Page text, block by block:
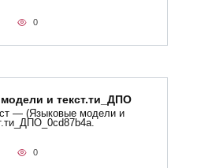
0
и текст.ти_ДПО
— (Языковые модели и
0